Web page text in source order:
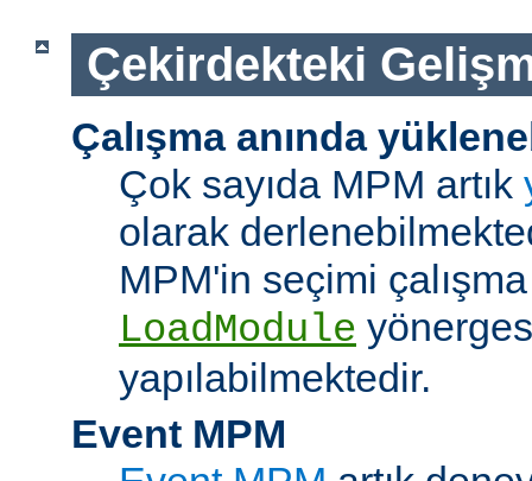
Çekirdekteki
Çalışma anında
Çok sayıda MPM artık
olarak
MPM'in seçimi
LoadModule
yapılabilmektedir.
Event MPM